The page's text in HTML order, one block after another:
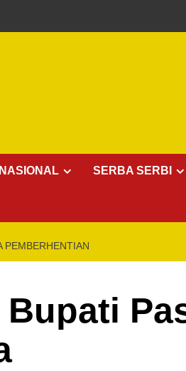
NASIONAL SERBA SERBI
PEMBERHENTIAN